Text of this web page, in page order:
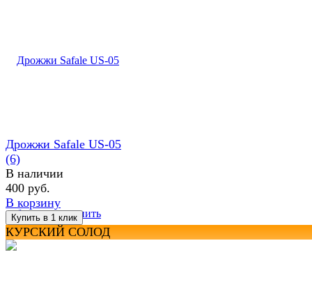
избранное сравнить
Дрожжи Safale US-05
(6)
В наличии
400 руб.
В корзину
КУРСКИЙ СОЛОД